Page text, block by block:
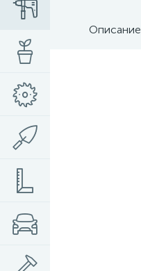
Описание